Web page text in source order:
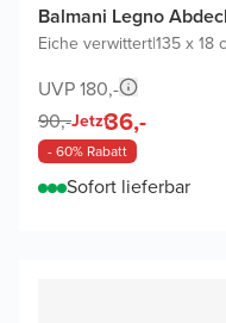
Balmani Legno
Eiche verwittert|135 x 18
UVP 180,-
90,-Jetzt36,-
- 60% Rabatt
Sofort lieferbar